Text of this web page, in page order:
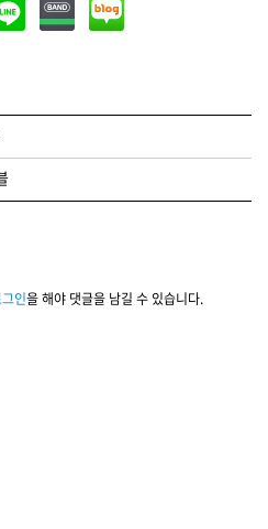
인을 해야 댓글을 남길 수 있습니다.